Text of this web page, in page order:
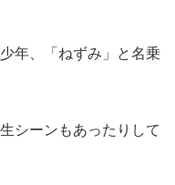
年、「ねずみ」と名乗
シーンもあったりして